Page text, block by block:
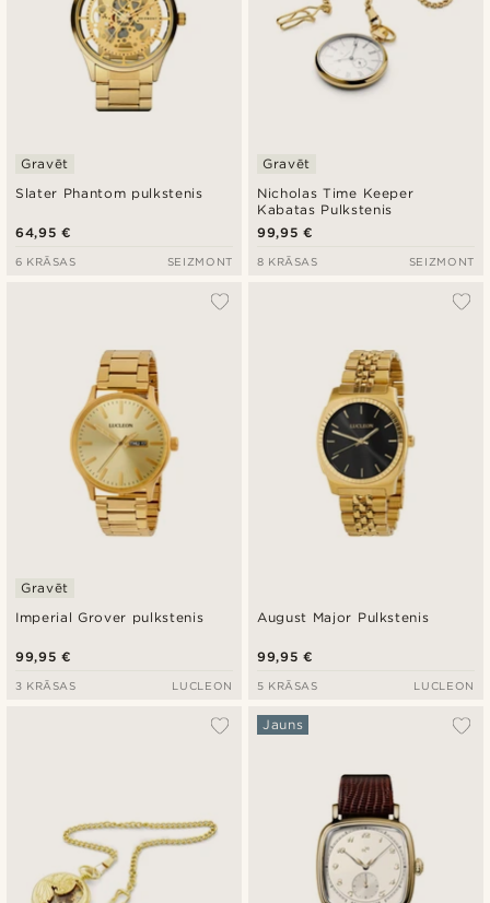
Slater Phantom pulkstenis
Gravēt
64,95 €
6 KRĀSAS SEIZMONT
Nicholas Time Keeper
Kabatas Pulkstenis
Gravēt
99,95 €
8 KRĀSAS SEIZMONT
Imperial Grover pulkstenis
Gravēt
99,95 €
3 KRĀSAS LUCLEON
August Major Pulkstenis
99,95 €
5 KRĀSAS LUCLEON
Jauns